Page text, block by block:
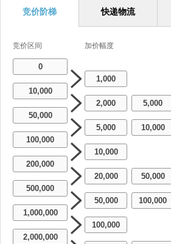
竞价阶梯 快递物流
竞价区间 加价幅度
0
1,000
10,000
2,000
5,000
50,000
5,000
10,000
100,000
10,000
200,000
20,000
50,000
500,000
50,000
100,000
1,000,000
100,000
2,000,000